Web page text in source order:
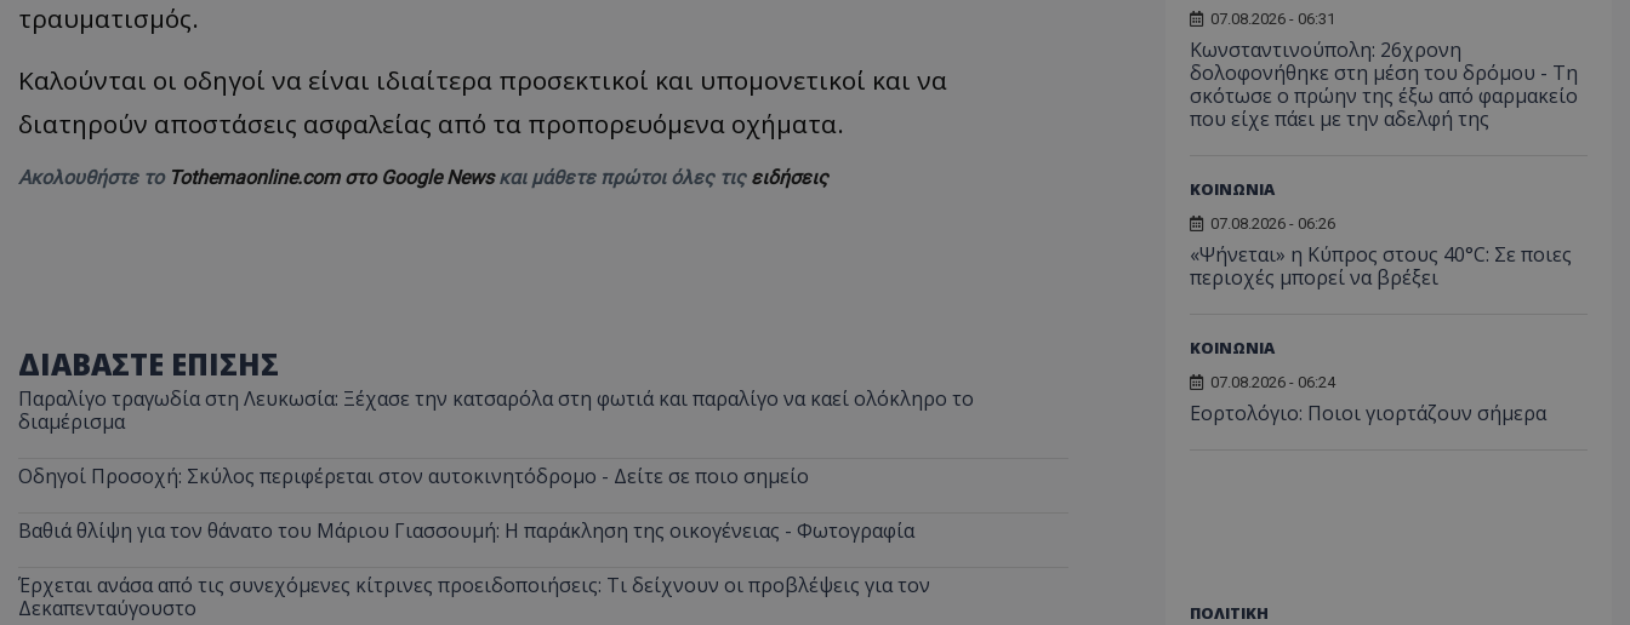
τραυματισμός.
Καλούνται οι οδηγοί να είναι ιδιαίτερα προσεκτικοί και υπομονετικοί και να
διατηρούν αποστάσεις ασφαλείας από τα προπορευόμενα οχήματα.
Ακολουθήστε το Tothemaonline.com στο Google Newsκαι μάθετε πρώτοι όλες τις ειδήσεις
ΔΙΑΒΑΣΤΕ ΕΠΙΣΗΣ
Παραλίγο τραγωδία στη Λευκωσία: Ξέχασε την κατσαρόλα στη φωτιά και παραλίγο να καεί ολόκληρο το
διαμέρισμα
Οδηγοί Προσοχή: Σκύλος περιφέρεται στον αυτοκινητόδρομο - Δείτε σε ποιο σημείο
Βαθιά θλίψη για τον θάνατο του Μάριου Γιασσουμή: Η παράκληση της οικογένειας - Φωτογραφία
Έρχεται ανάσα από τις συνεχόμενες κίτρινες προειδοποιήσεις: Τι δείχνουν οι προβλέψεις για τον
Δεκαπενταύγουστο
07.08.2026 - 06:31
Κωνσταντινούπολη: 26χρονη
δολοφονήθηκε στη μέση του δρόμου - Τη
σκότωσε ο πρώην της έξω από φαρμακείο
που είχε πάει με την αδελφή της
ΚΟΙΝΩΝΙΑ
07.08.2026 - 06:26
«Ψήνεται» η Κύπρος στους 40°C: Σε ποιες
περιοχές μπορεί να βρέξει
ΚΟΙΝΩΝΙΑ
07.08.2026 - 06:24
Εορτολόγιο: Ποιοι γιορτάζουν σήμερα
ΠΟΛΙΤΙΚΗ